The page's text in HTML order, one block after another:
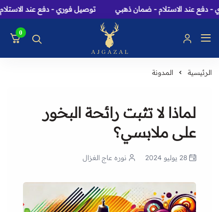
عند الاستلام - ضمان ذهبي توصيل فوري - دفع عند الاستلام
عاج الغزال: متجر
0
الرئيسية المدونة
لماذا لا تثبت رائحة البخور
على ملابسي؟
28 يوليو 2024 نوره عاج الغزال